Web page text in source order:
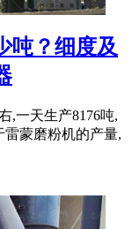
吨？细度及
,一天生产8176吨,
蒙磨粉机的产量,